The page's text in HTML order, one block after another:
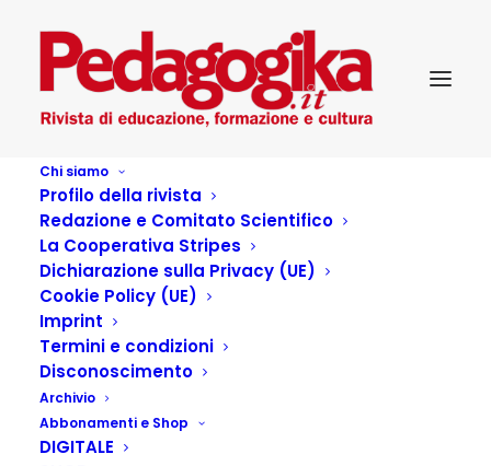
Chi siamo
Profilo della rivista
Redazione e Comitato Scientifico
La Cooperativa Stripes
Dichiarazione sulla Privacy (UE)
Cookie Policy (UE)
Imprint
Termini e condizioni
Disconoscimento
Archivio
Abbonamenti e Shop
DIGITALE
PROGETTI DI VIAGGIO